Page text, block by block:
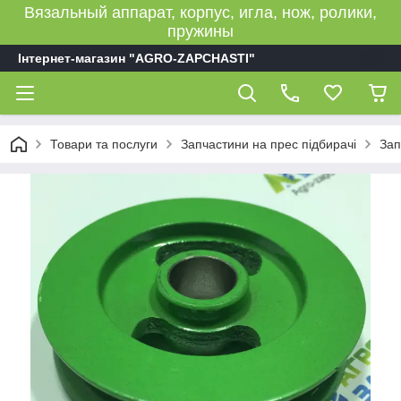
Вязальный аппарат, корпус, игла, нож, ролики,
пружины
Інтернет-магазин "AGRO-ZAPCHASTI"
Товари та послуги Запчастини на прес підбирачі